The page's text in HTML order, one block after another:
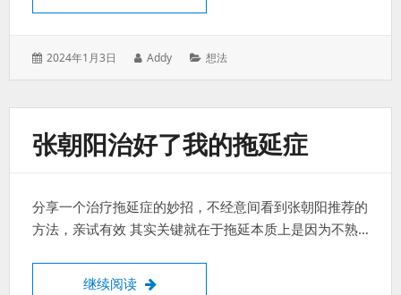
发
2024年1月3日
作
Addy
分
想法
张朝阳治好了我的拖延症
分享一个治疗拖延症的妙招，不经意间看到张朝阳推荐的
方法，亲试有效 其实关键就在于拖延本质上是因为不熟…
继续阅读 张朝阳治好了我的拖延症